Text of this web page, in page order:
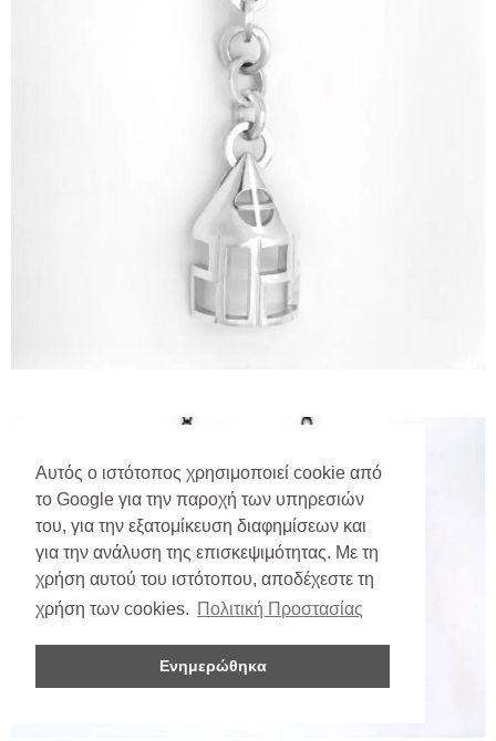
Αυτός ο ιστότοπος χρησιμοποιεί cookie από
το Google για την παροχή των υπηρεσιών
του, για την εξατομίκευση διαφημίσεων και
για την ανάλυση της επισκεψιμότητας. Με τη
χρήση αυτού του ιστότοπου, αποδέχεστε τη
χρήση των cookies. Πολιτική Προστασίας
Ενημερώθηκα